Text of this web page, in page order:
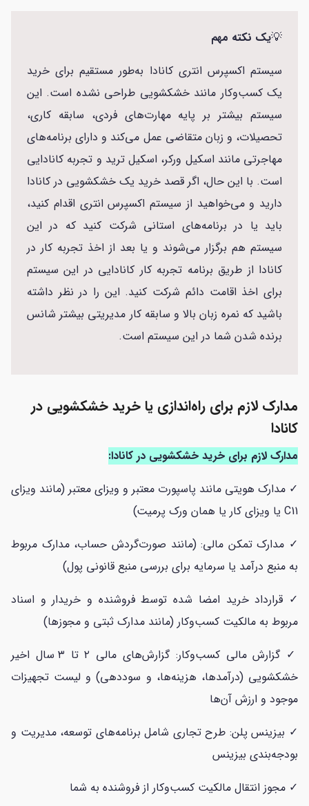
💡یک نکته مهم
سیستم اکسپرس انتری کانادا به‌طور مستقیم برای خرید
یک کسب‌وکار مانند خشکشویی طراحی نشده است. این
سیستم بیشتر بر پایه مهارت‌های فردی، سابقه کاری،
تحصیلات، و زبان متقاضی عمل می‌کند و دارای برنامه‌های
مهاجرتی مانند اسکیل ورکر، اسکیل ترید و تجربه کانادایی
است. با این حال، اگر قصد خرید یک خشکشویی در کانادا
دارید و می‌خواهید از سیستم اکسپرس انتری اقدام کنید،
باید یا در برنامه‌های استانی شرکت کنید که در این
سیستم هم برگزار می‌شوند و یا بعد از اخذ تجربه کار در
کانادا از طریق برنامه تجربه کار کانادایی در این سیستم
برای اخذ اقامت دائم شرکت کنید. این را در نظر داشته
باشید که نمره زبان بالا و سابقه کار مدیریتی بیشتر شانس
برنده شدن شما در این سیستم است.
مدارک لازم برای راه‌اندازی یا خرید خشکشویی در
کانادا
مدارک لازم برای خرید خشکشویی در کانادا:
✓ مدارک هویتی مانند پاسپورت معتبر و ویزای معتبر (مانند ویزای
C11 یا ویزای کار یا همان ورک پرمیت)
✓ مدارک تمکن مالی: (مانند صورت‌گردش حساب، مدارک مربوط
به منبع درآمد یا سرمایه برای بررسی منبع قانونی پول)
✓ قرارداد خرید امضا شده توسط فروشنده و خریدار و اسناد
مربوط به مالکیت کسب‌وکار (مانند مدارک ثبتی و مجوزها)
✓ گزارش مالی کسب‌وکار: گزارش‌های مالی ۲ تا ۳ سال اخیر
خشکشویی (درآمدها، هزینه‌ها، و سوددهی) و لیست تجهیزات
موجود و ارزش آن‌ها
✓ بیزینس پلن: طرح تجاری شامل برنامه‌های توسعه، مدیریت و
بودجه‌بندی بیزینس
✓ مجوز انتقال مالکیت کسب‌وکار از فروشنده به شما